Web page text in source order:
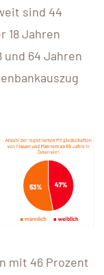
sind 44
18 Jahren
und 64 Jahren
mit 46 Prozent